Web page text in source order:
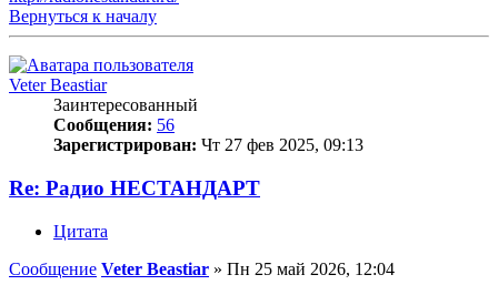
Вернуться к началу
Veter Beastiar
Заинтересованный
Сообщения: 56
Зарегистрирован: Чт 27 фев 2025, 09:13
Re: Радио НЕСТАНДАРТ
Цитата
Сообщение Veter Beastiar » Пн 25 май 2026, 12:04